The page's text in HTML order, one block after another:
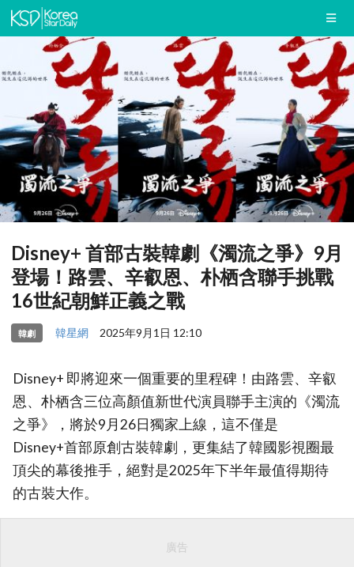
Disney+ 首部古裝韓劇《濁流之爭》9月
登場！路雲、辛叡恩、朴栖含聯手挑戰
16世紀朝鮮正義之戰
韓劇 韓星網 2025年9月1日 12:10
Disney+ 即將迎來一個重要的里程碑！由路雲、辛叡
恩、朴栖含三位高顏值新世代演員聯手主演的《濁流
之爭》，將於9月26日獨家上線，這不僅是
Disney+首部原創古裝韓劇，更集結了韓國影視圈最
頂尖的幕後推手，絕對是2025年下半年最值得期待
的古裝大作。
廣告